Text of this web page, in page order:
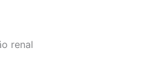
renal